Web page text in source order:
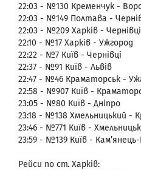
22:03 - №130 Кременчук -
22:03 - №149 Полтава -
22:03 - №209 Харків - Чернівці
22:10 - №17 Харків - Ужгород
22:22 - №7 Київ - Чернівці
22:37 - №91 Київ - Львів
22:47 - №46 Краматорськ -
22:58 - №907 Київ -
23:05 - №80 Київ - Дніпро
23:18 - №138 Хмельницький -
23:46 - №771 Київ -
23:59 - №139 Київ -
Рейси по ст. Харків: